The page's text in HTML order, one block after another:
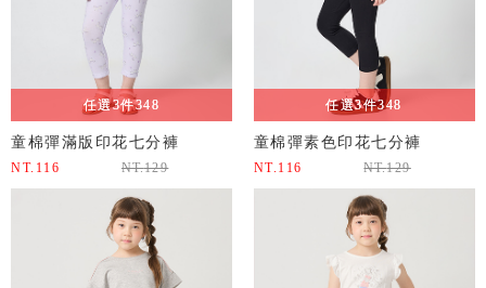
任選3件348
童棉彈滿版印花七分褲
NT. 116 NT.129
任選3件348
童棉彈素色印花七分褲
NT. 116 NT.129